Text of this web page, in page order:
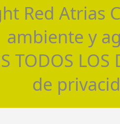
Red Atrias
ambiente y
TODOS
de